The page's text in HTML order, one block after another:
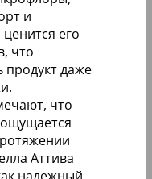
и
его
что
продукт даже
что
Аттива